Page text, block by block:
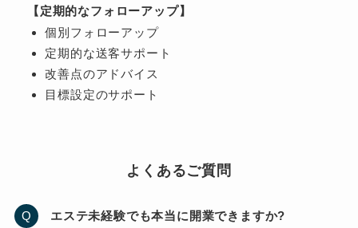
【定期的なフォローアップ】
個別フォローアップ
定期的な送客サポート
改善点のアドバイス
目標設定のサポート
よくあるご質問
エステ未経験でも本当に開業できますか?